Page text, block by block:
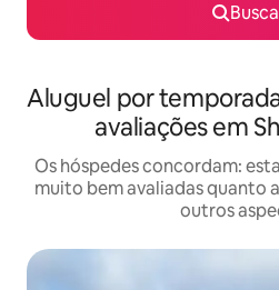
Aluguel por
avaliações em
Os hóspedes concordam:
muito bem avaliadas quanto
outros